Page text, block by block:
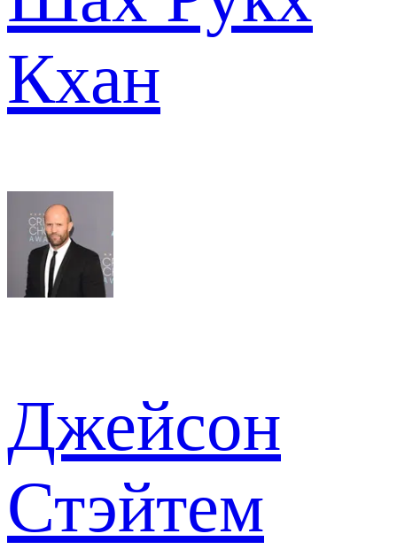
Кхан
Джейсон
Стэйтем